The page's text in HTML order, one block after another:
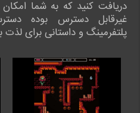
دریافت کنید که به شما
غیرقابل دسترس بوده
پلتفرمینگ و داستانی برای لذت